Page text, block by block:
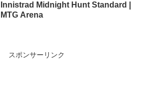
Innistrad Midnight Hunt Standard |
MTG Arena
スポンサーリンク